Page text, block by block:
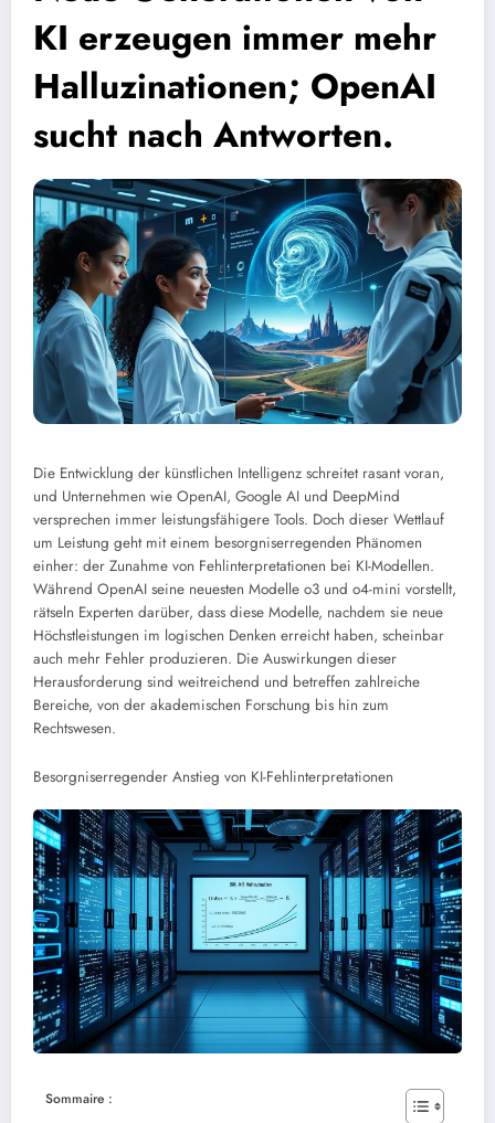
KI erzeugen immer mehr
Halluzinationen; OpenAI
sucht nach Antworten.
Die Entwicklung der künstlichen Intelligenz schreitet rasant voran,
und Unternehmen wie OpenAI, Google AI und DeepMind
versprechen immer leistungsfähigere Tools. Doch dieser Wettlauf
um Leistung geht mit einem besorgniserregenden Phänomen
einher: der Zunahme von Fehlinterpretationen bei KI-Modellen.
Während OpenAI seine neuesten Modelle o3 und o4-mini vorstellt,
rätseln Experten darüber, dass diese Modelle, nachdem sie neue
Höchstleistungen im logischen Denken erreicht haben, scheinbar
auch mehr Fehler produzieren. Die Auswirkungen dieser
Herausforderung sind weitreichend und betreffen zahlreiche
Bereiche, von der akademischen Forschung bis hin zum
Rechtswesen.
Besorgniserregender Anstieg von KI-Fehlinterpretationen
Sommaire :